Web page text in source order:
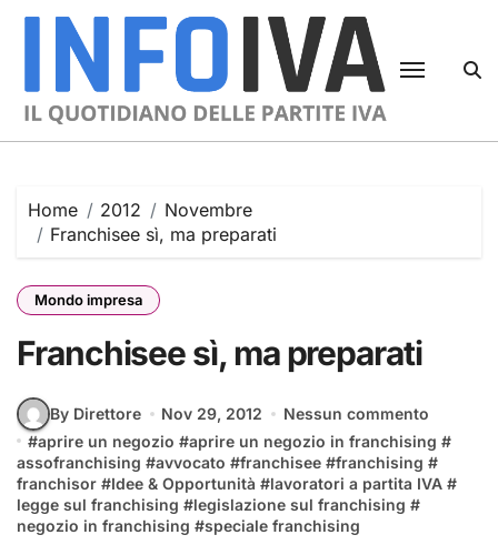
Skip
Home 2012
Novembre
Franchisee sì, ma preparati
Mondo impresa
Franchisee sì, ma preparati
By Direttore Nov 29, 2012
Nessun commento
#aprire un negozio #aprire un negozio in franchising #
assofranchising #avvocato #franchisee #franchising #
franchisor #Idee & Opportunità #lavoratori a partita IVA #
legge sul franchising #legislazione sul franchising #
negozio in franchising #speciale franchising